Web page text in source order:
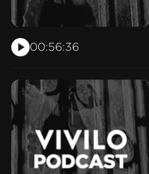
00:56:36